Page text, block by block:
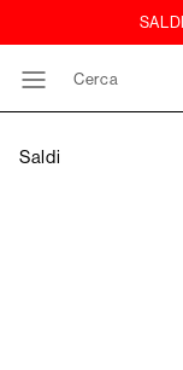
Cerca
Saldi